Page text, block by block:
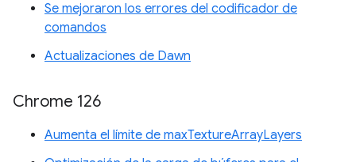
Se mejoraron los errores del codificador de
comandos
Actualizaciones de Dawn
Chrome 126
Aumenta el límite de maxTextureArrayLayers